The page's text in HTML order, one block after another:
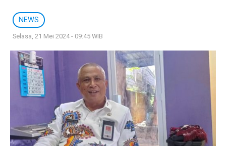
NEWS
Selasa, 21 Mei 2024 - 09:45 WIB